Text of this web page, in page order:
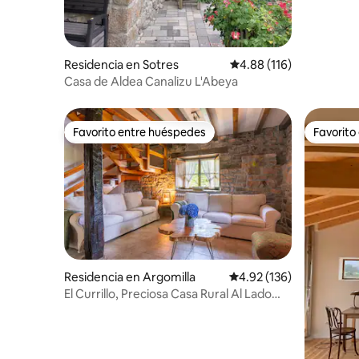
Residencia en Sotres Calificación promedio:
4.88 (116)
Casa de Aldea Canalizu L'Abeya
Favorito entre huéspedes
Favorito entre huéspedes
Residencia en Argomilla Calificación promedio:
4.92 (136)
El Currillo, Preciosa Casa Rural Al Lado